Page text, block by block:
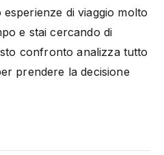
di viaggio molto
e stai cercando di
confronto analizza tutto
prendere la decisione